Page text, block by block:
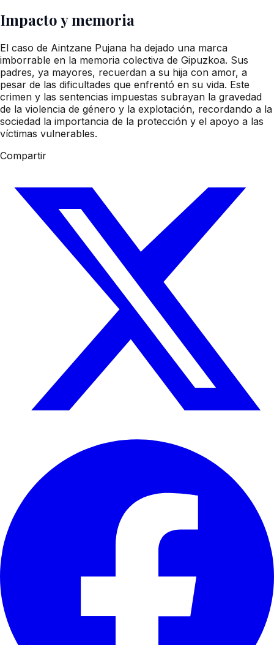
Impacto y memoria
El caso de Aintzane Pujana ha dejado una marca
imborrable en la memoria colectiva de Gipuzkoa. Sus
padres, ya mayores, recuerdan a su hija con amor, a
pesar de las dificultades que enfrentó en su vida. Este
crimen y las sentencias impuestas subrayan la gravedad
de la violencia de género y la explotación, recordando a la
sociedad la importancia de la protección y el apoyo a las
víctimas vulnerables.
Compartir